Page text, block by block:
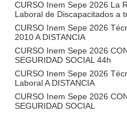
CURSO Inem Sepe 2026 La
Laboral de Discapacitados a
CURSO Inem Sepe 2026
2010 A DISTANCIA
CURSO Inem Sepe 2026
SEGURIDAD SOCIAL 44h
CURSO Inem Sepe 2026
Laboral A DISTANCIA
CURSO Inem Sepe 2026
SEGURIDAD SOCIAL